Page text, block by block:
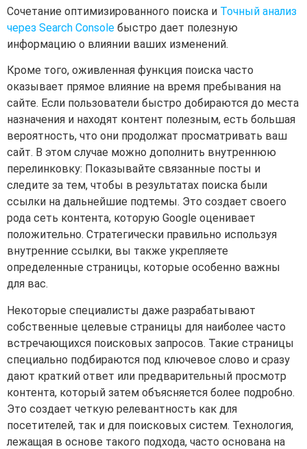
Сочетание оптимизированного поиска и Точный анализ
через Search Console быстро дает полезную
информацию о влиянии ваших изменений.
Кроме того, оживленная функция поиска часто
оказывает прямое влияние на время пребывания на
сайте. Если пользователи быстро добираются до места
назначения и находят контент полезным, есть большая
вероятность, что они продолжат просматривать ваш
сайт. В этом случае можно дополнить внутреннюю
перелинковку: Показывайте связанные посты и
следите за тем, чтобы в результатах поиска были
ссылки на дальнейшие подтемы. Это создает своего
рода сеть контента, которую Google оценивает
положительно. Стратегически правильно используя
внутренние ссылки, вы также укрепляете
определенные страницы, которые особенно важны
для вас.
Некоторые специалисты даже разрабатывают
собственные целевые страницы для наиболее часто
встречающихся поисковых запросов. Такие страницы
специально подбираются под ключевое слово и сразу
дают краткий ответ или предварительный просмотр
контента, который затем объясняется более подробно.
Это создает четкую релевантность как для
посетителей, так и для поисковых систем. Технология,
лежащая в основе такого подхода, часто основана на